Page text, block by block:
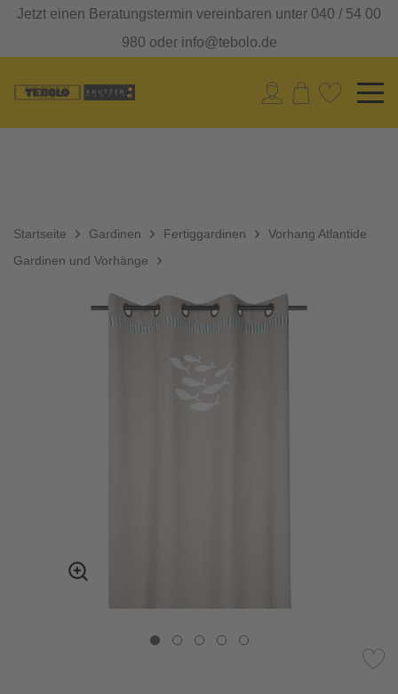
Jetzt einen Beratungstermin vereinbaren unter 040 / 54 00
980 oder info@tebolo.de
Startseite Gardinen
Fertiggardinen
Gardinen und Vorhänge
Vorhang Atlantide